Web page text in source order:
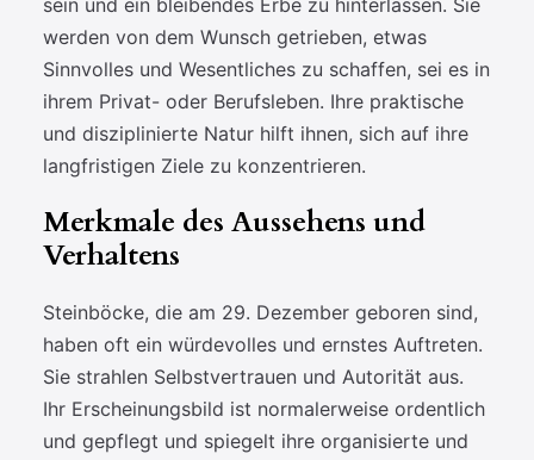
sein und ein bleibendes Erbe zu hinterlassen. Sie
werden von dem Wunsch getrieben, etwas
Sinnvolles und Wesentliches zu schaffen, sei es in
ihrem Privat- oder Berufsleben. Ihre praktische
und disziplinierte Natur hilft ihnen, sich auf ihre
langfristigen Ziele zu konzentrieren.
Merkmale des Aussehens und
Verhaltens
Steinböcke, die am 29. Dezember geboren sind,
haben oft ein würdevolles und ernstes Auftreten.
Sie strahlen Selbstvertrauen und Autorität aus.
Ihr Erscheinungsbild ist normalerweise ordentlich
und gepflegt und spiegelt ihre organisierte und